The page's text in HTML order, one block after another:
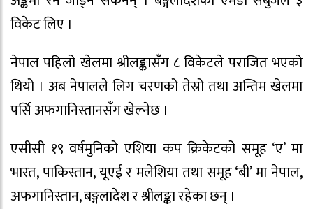
विकेट लिए ।
नेपाल पहिलो खेलमा श्रीलङ्कासँग ८ विकेटले पराजित भएको
थियो । अब नेपालले लिग चरणको तेस्रो तथा अन्तिम खेलमा
पर्सि अफगानिस्तानसँग खेल्नेछ ।
एसीसी १९ वर्षमुनिको एशिया कप क्रिकेटको समूह ‘ए’ मा
भारत, पाकिस्तान, यूएई र मलेशिया तथा समूह ‘बी’ मा नेपाल,
अफगानिस्तान, बङ्गलादेश र श्रीलङ्का रहेका छन् ।